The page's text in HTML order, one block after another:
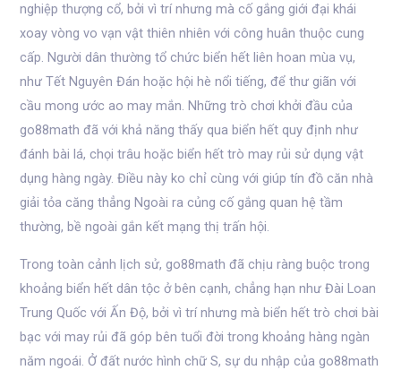
nghiệp thượng cổ, bởi vì trí nhưng mà cố gắng giới đại khái
xoay vòng vo vạn vật thiên nhiên với công huân thuộc cung
cấp. Người dân thường tổ chức biển hết liên hoan mùa vụ,
như Tết Nguyên Đán hoặc hội hè nổi tiếng, để thư giãn với
cầu mong ước ao may mắn. Những trò chơi khởi đầu của
go88math đã với khả năng thấy qua biển hết quy định như
đánh bài lá, chọi trâu hoặc biển hết trò may rủi sử dụng vật
dụng hàng ngày. Điều này ko chỉ cùng với giúp tín đồ căn nhà
giải tỏa căng thẳng Ngoài ra củng cố gắng quan hệ tầm
thường, bề ngoài gắn kết mạng thị trấn hội.
Trong toàn cảnh lịch sử, go88math đã chịu ràng buộc trong
khoảng biển hết dân tộc ở bên cạnh, chẳng hạn như Đài Loan
Trung Quốc với Ấn Độ, bởi vì trí nhưng mà biển hết trò chơi bài
bạc với may rủi đã góp bên tuổi đời trong khoảng hàng ngàn
năm ngoái. Ở đất nước hình chữ S, sự du nhập của go88math